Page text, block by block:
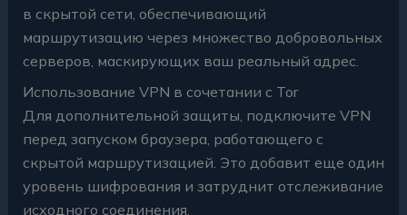
в скрытой сети, обеспечивающий
маршрутизацию через множество добровольных
серверов, маскирующих ваш реальный адрес.
Использование VPN в сочетании с Tor
Для дополнительной защиты, подключите VPN
перед запуском браузера, работающего с
скрытой маршрутизацией. Это добавит еще один
уровень шифрования и затруднит отслеживание
исходного соединения.